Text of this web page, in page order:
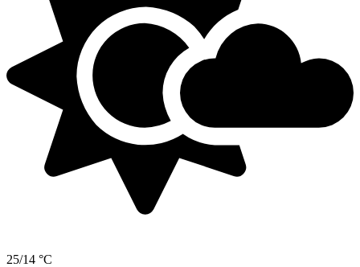
25/14 °C